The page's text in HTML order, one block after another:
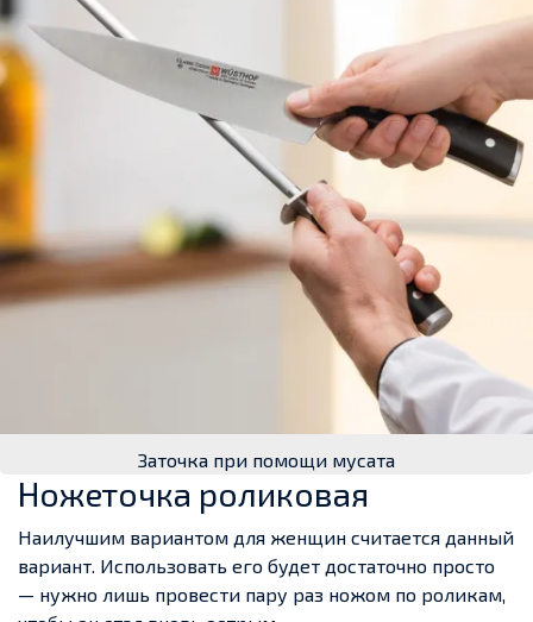
Заточка при помощи мусата
Ножеточка роликовая
Наилучшим вариантом для женщин считается данный
вариант. Использовать его будет достаточно просто
— нужно лишь провести пару раз ножом по роликам,